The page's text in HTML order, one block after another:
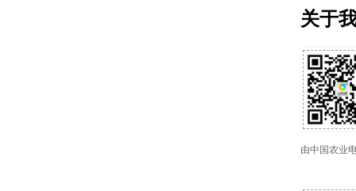
关于
由中国农业